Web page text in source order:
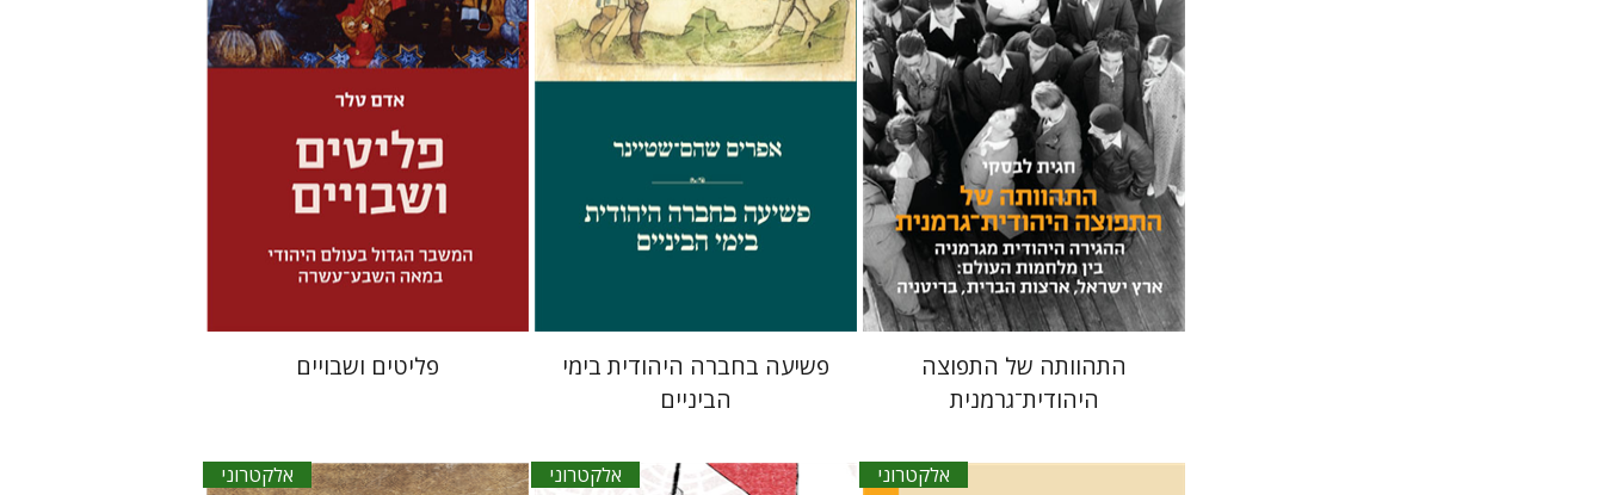
חגית לבסקי
מאירה טורצקי
הנחת אתר ספר אלקטרוני
$22
התהוותה של התפוצה
היהודית־גרמנית
הנחת אתר ספר אלקטרוני
$27
פשיעה בחברה היהודית בימי
הביניים
הנחת אתר ספר אלקטרוני
$30
פליטים ושבויים
אלקטרוני אלקטרוני אלקטרוני